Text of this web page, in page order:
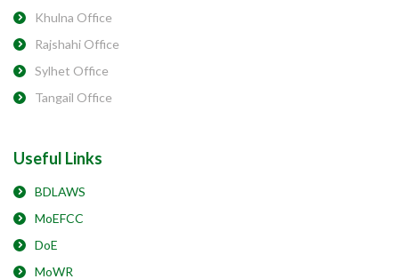
Khulna Office
Rajshahi Office
Sylhet Office
Tangail Office
Useful Links
BDLAWS
MoEFCC
DoE
MoWR